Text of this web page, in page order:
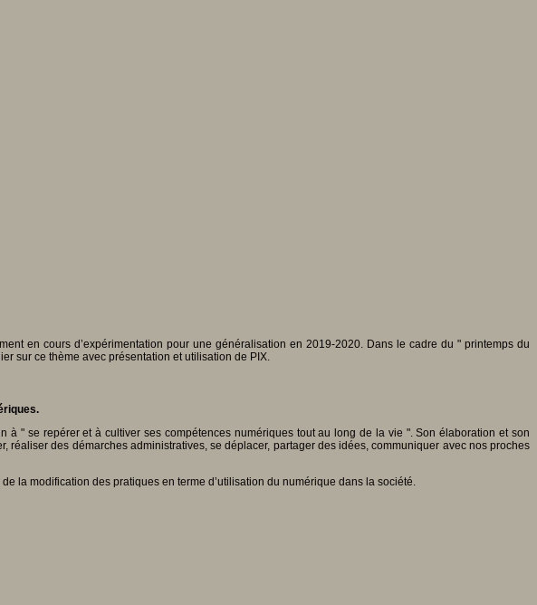
en cours d’expérimentation pour une généralisation en 2019-2020. Dans le cadre du " printemps du
sur ce thème avec présentation et utilisation de PIX.
à " se repérer et à cultiver ses compétences numériques tout au long de la vie ". Son élaboration et son
des démarches administratives, se déplacer, partager des idées, communiquer avec nos proches
la modification des pratiques en terme d’utilisation du numérique dans la société.